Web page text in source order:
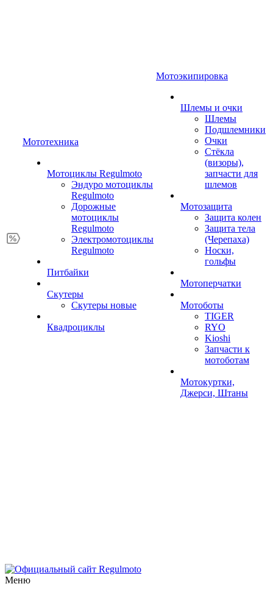
Мототехника
Мотоциклы Regulmoto
Эндуро мотоциклы
Regulmoto
Дорожные
мотоциклы
Regulmoto
Электромотоциклы
Regulmoto
Питбайки
Скутеры
Скутеры новые
Квадроциклы
Мотоэкипировка
Шлемы и очки
Шлемы
Подшлемники
Очки
Стёкла
(визоры),
запчасти для
шлемов
Мотозащита
Защита колен
Защита тела
(Черепаха)
Носки,
гольфы
Мотоперчатки
Мотоботы
TIGER
RYO
Kioshi
Запчасти к
мотоботам
Мотокуртки,
Джерси, Штаны
Меню